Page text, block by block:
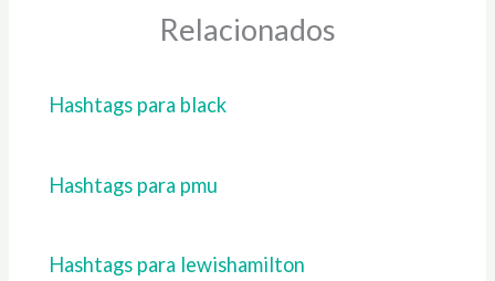
Relacionados
Hashtags para black
Hashtags para pmu
Hashtags para lewishamilton